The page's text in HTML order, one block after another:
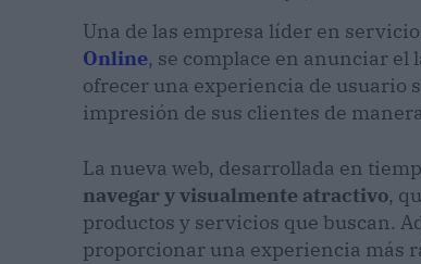
Una de las empresa líder en
Online, se complace en anunciar
ofrecer una experiencia de usuario
impresión de sus clientes de
La nueva web, desarrollada en
navegar y visualmente atractivo,
productos y servicios que buscan.
proporcionar una experiencia más